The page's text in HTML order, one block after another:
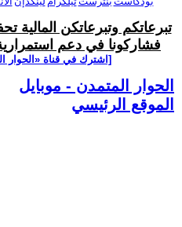
تبرعاتكم وتبرعاتكن المالية
فشاركونا في دعم
[اشترك في قناة ‫«الحوار
الحوار المتمدن - موبايل
الموقع الرئيسي